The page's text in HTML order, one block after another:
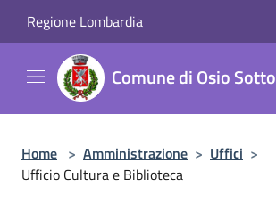
Regione Lombardia
Comune di Osio Sotto
Home > Amministrazione > Uffici >
Ufficio Cultura e Biblioteca